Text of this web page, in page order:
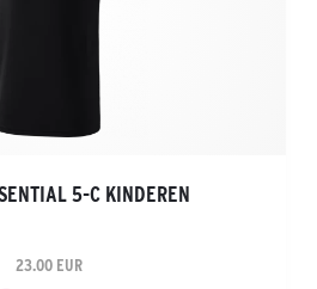
5-C KINDEREN
23.00 EUR